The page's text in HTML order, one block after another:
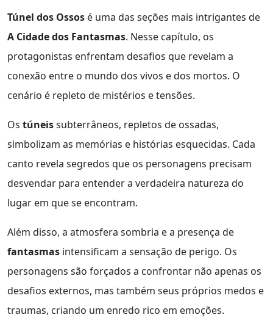
Túnel dos Ossos é uma das seções mais intrigantes de
A Cidade dos Fantasmas. Nesse capítulo, os
protagonistas enfrentam desafios que revelam a
conexão entre o mundo dos vivos e dos mortos. O
cenário é repleto de mistérios e tensões.
Os túneissubterrâneos, repletos de ossadas,
simbolizam as memórias e histórias esquecidas. Cada
canto revela segredos que os personagens precisam
desvendar para entender a verdadeira natureza do
lugar em que se encontram.
Além disso, a atmosfera sombria e a presença de
fantasmas intensificam a sensação de perigo. Os
personagens são forçados a confrontar não apenas os
desafios externos, mas também seus próprios medos e
traumas, criando um enredo rico em emoções.